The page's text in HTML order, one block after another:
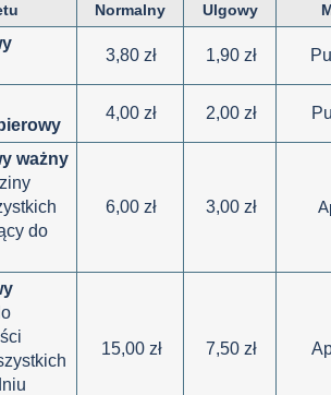
Normalny Ulgowy
3,80 zł 1,90 zł
4,00 zł 2,00 zł
ważny
do
6,00 zł 3,00 zł
15,00 zł 7,50 zł